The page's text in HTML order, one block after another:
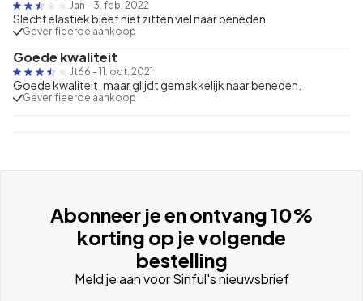
Jan - 3. feb. 2022
Slecht elastiek bleef niet zitten viel naar beneden
Geverifieerde aankoop
Goede kwaliteit
Jt66 - 11. oct. 2021
Goede kwaliteit, maar glijdt gemakkelijk naar beneden.
Geverifieerde aankoop
Abonneer je en ontvang 10%
korting op je volgende
bestelling
Meld je aan voor Sinful's nieuwsbrief